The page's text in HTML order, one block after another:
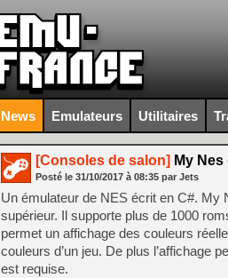
News Emulateurs Utilitaires
[Consoles de salon] My
Posté le 31/10/2017 à 08:35 par Jets
Un émulateur de NES écrit en C#. My
supérieur. Il supporte plus de 1000
permet un affichage des couleurs
couleurs d’un jeu. De plus l’affichage
est requise.